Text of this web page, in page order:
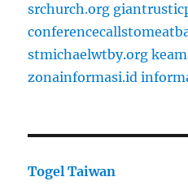
srchurch.org
stmichaelwtby.org
zonainformasi.id
Togel Taiwan